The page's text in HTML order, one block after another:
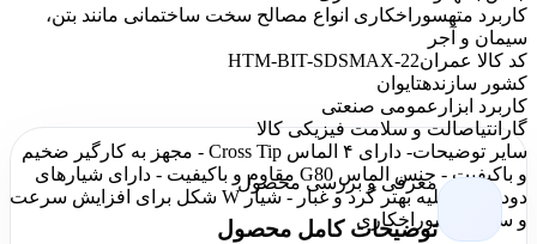
کاربرد متهسوراخکاری انواع مصالح سخت ساختمانی مانند بتن،
سیمان و آجر
کد کالا عمرانHTM-BIT-SDSMAX-22
کشور سازندهتایوان
کاربرد ابزار عمومی صنعتی
گارانتیاصالت و سلامت فیزیکی کالا
سایر توضیحات
- دارای ۴ الماس Cross Tip - مجهز به کارگیر ضخیم
و باکیفیت - جنس الماس G80 مقاوم و باکیفیت - دارای شیارهای
دود برای تخلیه بهتر گرد و غبار - شیار W شکل برای افزایش سرعت
و سهولت سوراخکاری
معرفی و بررسی محصول
توضیحات کامل محصول